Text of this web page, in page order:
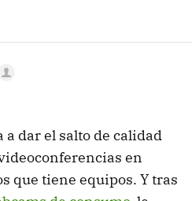
a dar el salto de calidad
en
que tiene equipos. Y tras